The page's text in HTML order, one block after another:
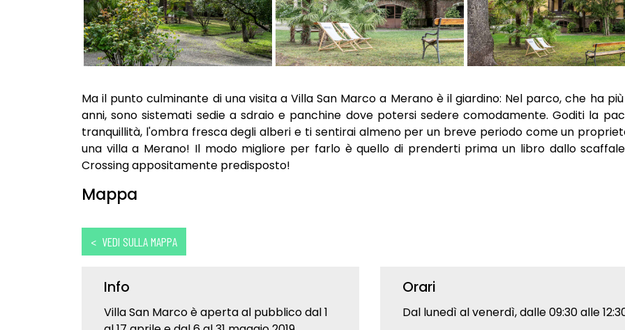
Ma il punto culminante di una visita a Villa San Marco a Merano è il giardino: Nel parco, che ha più
anni, sono sistemati sedie a sdraio e panchine dove potersi sedere comodamente. Goditi la
tranquillità, l'ombra fresca degli alberi e ti sentirai almeno per un breve periodo come un
una villa a Merano! Il modo migliore per farlo è quello di prenderti prima un libro dallo
Crossing appositamente predisposto!
Mappa
< VEDI SULLA MAPPA
Info
Villa San Marco è aperta al pubblico dal 1
Orari
Dal lunedì al venerdì, dalle 09:30 alle